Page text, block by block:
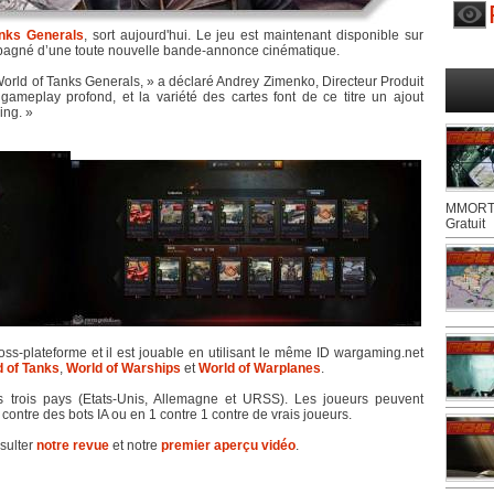
Generals, sort aujourd'hui. Le jeu est maintenant disponible sur
d’une toute nouvelle bande-annonce cinématique.
of Tanks Generals, » a déclaré Andrey Zimenko, Directeur Produit
profond, et la variété des cartes font de ce titre un ajout
»
plateforme et il est jouable en utilisant le même ID wargaming.net
of Tanks, World of Warships etWorld of Warplanes.
pays (Etats-Unis, Allemagne et URSS). Les joueurs peuvent
des bots IA ou en 1 contre 1 contre de vrais joueurs.
notre revue et notre premier aperçu vidéo.
Gratuit